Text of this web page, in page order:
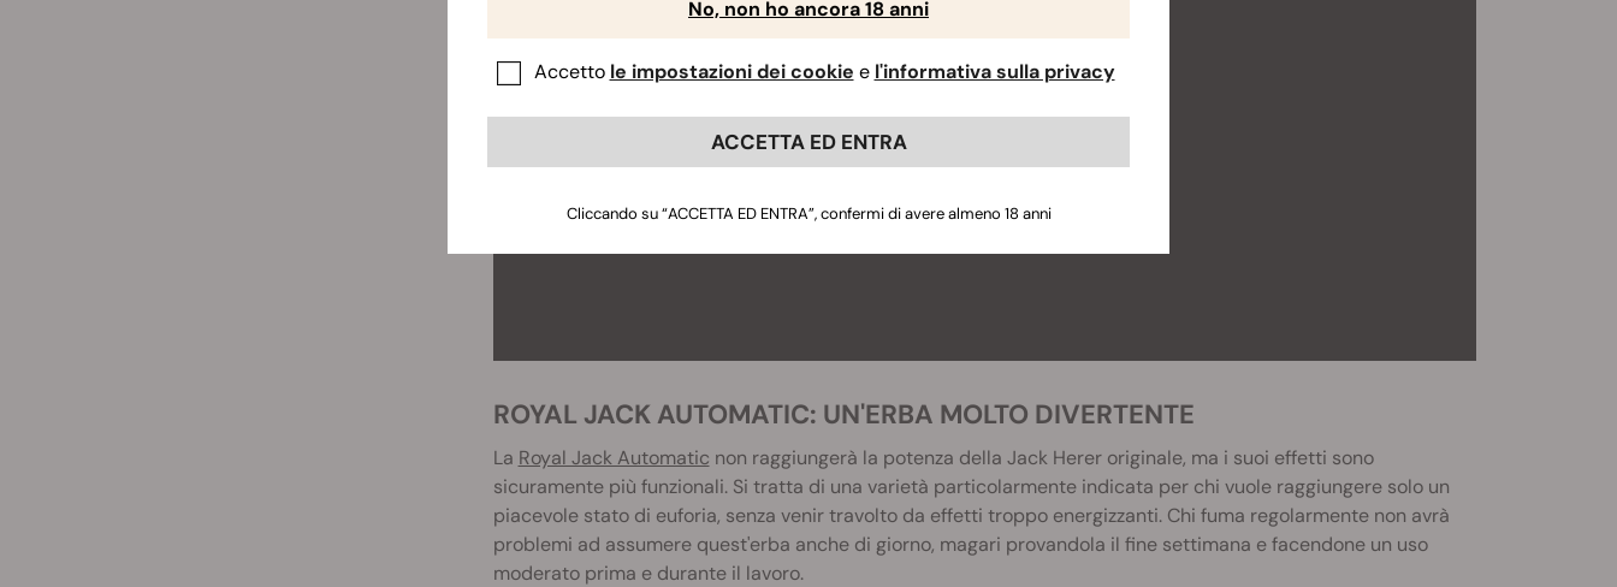
ROYAL JACK AUTOMATIC: UN'ERBA MOLTO DIVERTENTE
La Royal Jack Automatic non raggiungerà la potenza della Jack Herer originale, ma i suoi effetti sono
sicuramente più funzionali. Si tratta di una varietà particolarmente indicata per chi vuole raggiungere solo un
piacevole stato di euforia, senza venir travolto da effetti troppo energizzanti. Chi fuma regolarmente non avrà
problemi ad assumere quest'erba anche di giorno, magari provandola il fine settimana e facendone un uso
moderato prima e durante il lavoro.
No, non ho ancora 18 anni
Accetto le impostazioni dei cookie e l'informativa sulla privacy
ACCETTA ED ENTRA
Cliccando su “ACCETTA ED ENTRA”, confermi di avere almeno 18 anni